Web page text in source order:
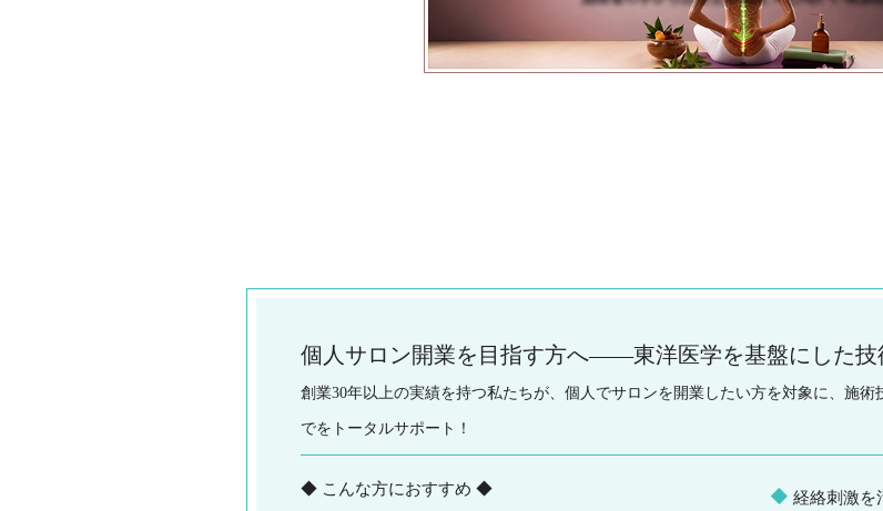
個人サロン開業を目指す方へ――東洋医学を基盤にした技
創業30年以上の実績を持つ私たちが、個人でサロンを開業したい方を対象に、施
でをトータルサポート！
◆ こんな方におすすめ ◆
経絡刺激を